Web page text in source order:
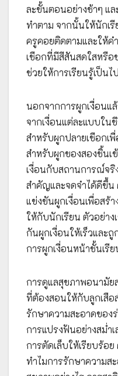
ละขั้นตอนอย่างช้าๆ แล
ทำตาม จากนั้นให้นักเ
ครูคอยติดตามและให้ค
เชือกที่มีสีสันสดใสหรือ
ช่วยให้การเรียนรู้เป็น
นอกจากการผูกเงื่อนแ
จากเงื่อนแต่ละแบบใน
สำหรับผูกปลายเชือกเ
สำหรับผูกของสองชิ้นเ
เงื่อนกับสถานการณ์จริ
สำคัญและจดจำได้ดีขึ้น
แข่งขันผูกเงื่อนเพื่อสร้
ให้กับนักเรียน ตัวอย่า
กันผูกเงื่อนให้เร็วและ
การผูกเงื่อนหน้าชั้นเรีย
การดูแลสุขภาพอนามั
ที่ต้องสอนให้กับลูกเสือ
รักษาความสะอาดของ
การแปรงฟันอย่างสม่ำ
การตัดเล็บให้เรียบร้อ
ทำไมการรักษาความส